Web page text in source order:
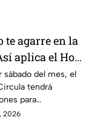
te agarre en la
aplica el Hoy
el primer
del mes
sábado del mes, el
tendrá
para
vehículos en la
2026